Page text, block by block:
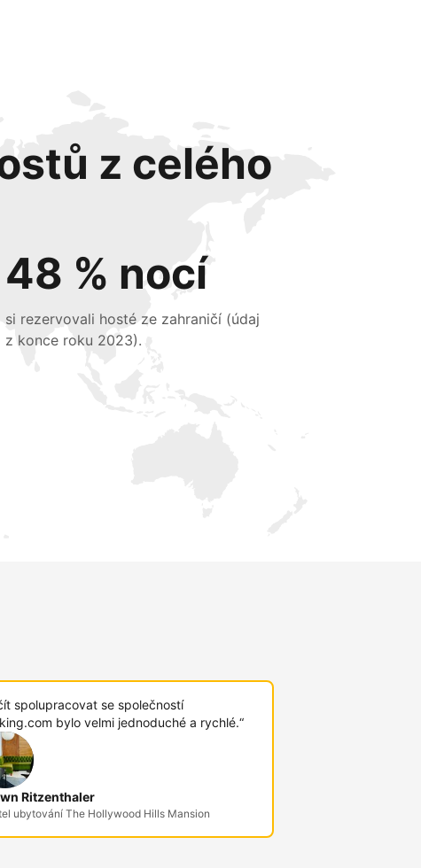
z celého
48 % nocí
si rezervovali hosté ze zahraničí (údaj
z konce roku 2023).
spolupracovat se společností
bylo velmi jednoduché a rychlé.“
Ritzenthaler
ubytování The Hollywood Hills Mansion